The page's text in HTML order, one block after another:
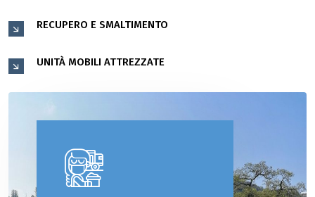
RECUPERO E SMALTIMENTO
UNITÀ MOBILI ATTREZZATE